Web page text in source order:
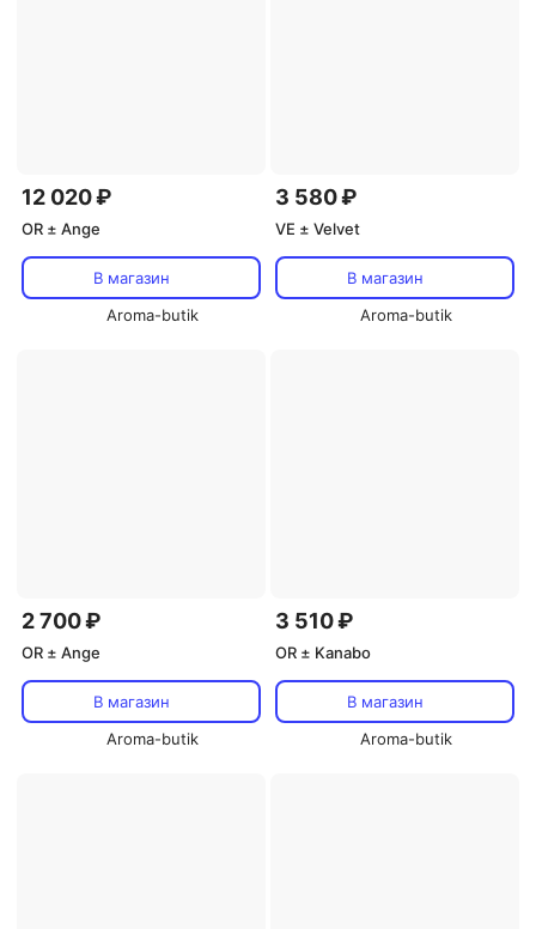
12 020 ₽
OR ± Ange
В магазин
Aroma-butik
3 580 ₽
VE ± Velvet
В магазин
Aroma-butik
2 700 ₽
OR ± Ange
В магазин
Aroma-butik
3 510 ₽
OR ± Kanabo
В магазин
Aroma-butik